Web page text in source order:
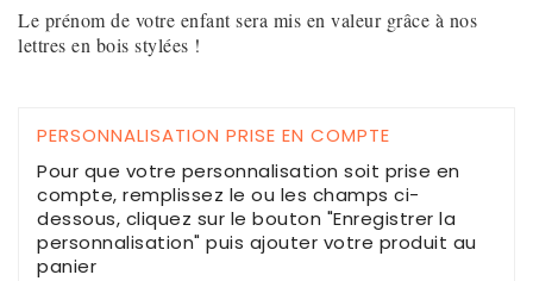
Le prénom de votre enfant sera mis en valeur grâce à nos
lettres en bois stylées !
PERSONNALISATION PRISE EN COMPTE
Pour que votre personnalisation soit prise en
compte, remplissez le ou les champs ci-
dessous, cliquez sur le bouton "Enregistrer la
personnalisation" puis ajouter votre produit au
panier